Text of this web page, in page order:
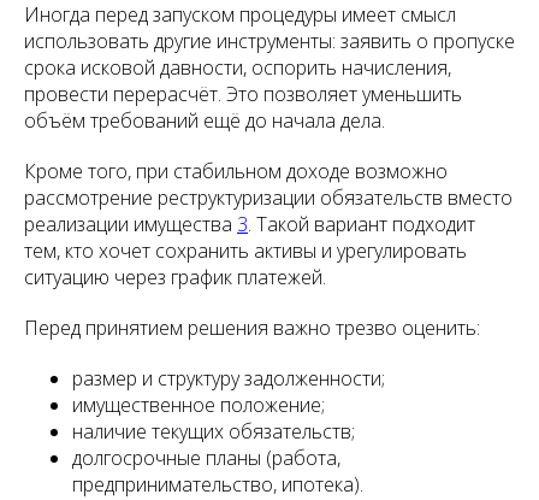
Иногда перед запуском процедуры имеет смысл
использовать другие инструменты: заявить о пропуске
срока исковой давности, оспорить начисления,
провести перерасчёт. Это позволяет уменьшить
объём требований ещё до начала дела.
Кроме того, при стабильном доходе возможно
рассмотрение реструктуризации обязательств вместо
реализации имущества 3. Такой вариант подходит
тем, кто хочет сохранить активы и урегулировать
ситуацию через график платежей.
Перед принятием решения важно трезво оценить:
размер и структуру задолженности;
имущественное положение;
наличие текущих обязательств;
долгосрочные планы (работа,
предпринимательство, ипотека).